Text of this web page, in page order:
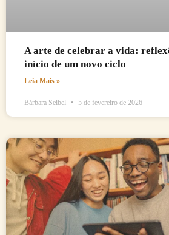
A arte de celebrar a vida:
início de um novo ciclo
Leia Mais »
Bárbara Seibel 5 de fevereiro de 2026